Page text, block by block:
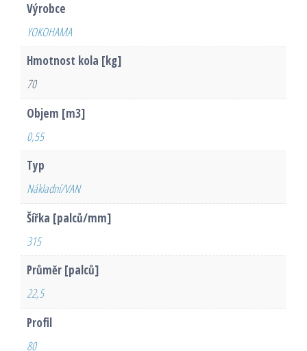
Výrobce
YOKOHAMA
Hmotnost kola [kg]
70
Objem [m3]
0,55
Typ
Nákladní/VAN
Šířka [palců/mm]
315
Průměr [palců]
22,5
Profil
80